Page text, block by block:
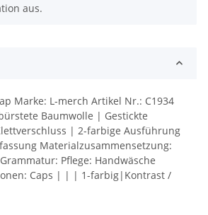
aus.
Marke: L-merch Artikel Nr.: C1934
Baumwolle | Gestickte
| 2-farbige Ausführung
Materialzusammensetzung:
Pflege: Handwäsche
Caps | | | 1-farbig|Kontrast /